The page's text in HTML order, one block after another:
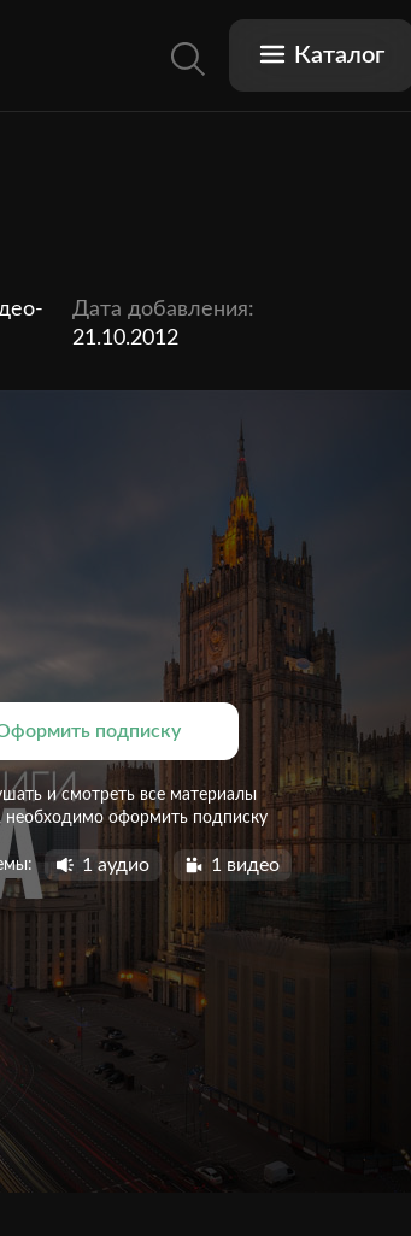
Каталог
Дата добавления:
21.10.2012
подписку
и смотреть все материалы
необходимо оформить подписку
1 аудио 1 видео